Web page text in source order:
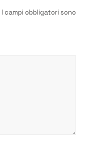
I campi obbligatori sono